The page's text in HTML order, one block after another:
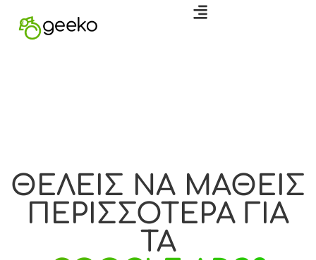
ΘΕΛΕΙΣ ΝΑ ΜΑΘΕΙΣ
ΠΕΡΙΣΣΟΤΕΡΑ ΓΙΑ
ΤΑ